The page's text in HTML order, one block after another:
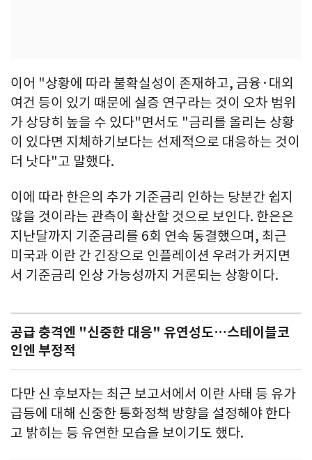
이어 "상황에 따라 불확실성이 존재하고, 금융·대외
여건 등이 있기 때문에 실증 연구라는 것이 오차 범위
가 상당히 높을 수 있다"면서도 "금리를 올리는 상황
이 있다면 지체하기보다는 선제적으로 대응하는 것이
더 낫다"고 말했다.
이에 따라 한은의 추가 기준금리 인하는 당분간 쉽지
않을 것이라는 관측이 확산할 것으로 보인다. 한은은
지난달까지 기준금리를 6회 연속 동결했으며, 최근
미국과 이란 간 긴장으로 인플레이션 우려가 커지면
서 기준금리 인상 가능성까지 거론되는 상황이다.
공급 충격엔 "신중한 대응" 유연성도…스테이블코
인엔 부정적
다만 신 후보자는 최근 보고서에서 이란 사태 등 유가
급등에 대해 신중한 통화정책 방향을 설정해야 한다
고 밝히는 등 유연한 모습을 보이기도 했다.